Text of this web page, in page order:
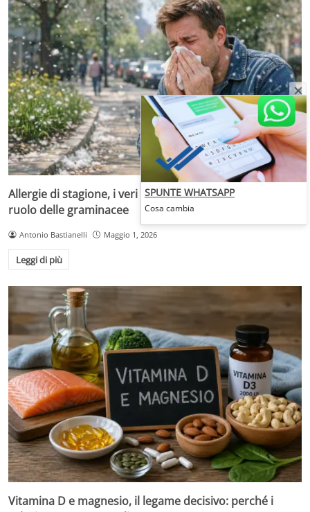
Allergie di stagione, i veri responsabili sono i pollini: il
ruolo delle graminacee
Antonio Bastianelli Maggio 1, 2026
Leggi di più
Vitamina D e magnesio, il legame decisivo: perché i
SPUNTE WHATSAPP
Cosa cambia